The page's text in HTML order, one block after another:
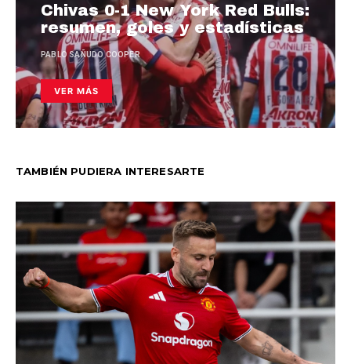
Chivas 0-1 New York Red Bulls:
resumen, goles y estadísticas
PABLO SAÑUDO COOPER
VER MÁS
TAMBIÉN PUDIERA INTERESARTE